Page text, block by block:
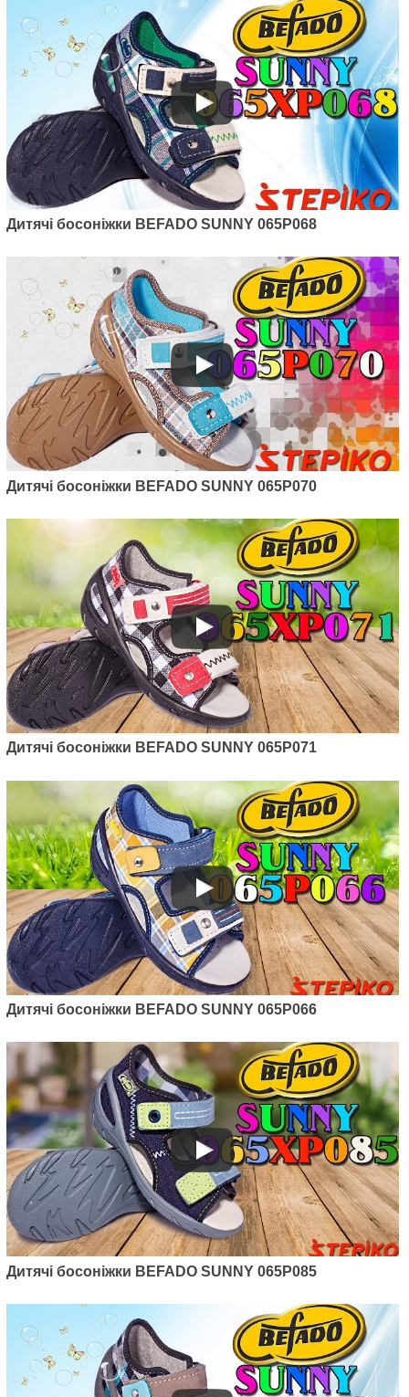
Дитячі босоніжки BEFADO SUNNY 065P068
Дитячі босоніжки BEFADO SUNNY 065P070
Дитячі босоніжки BEFADO SUNNY 065P071
Дитячі босоніжки BEFADO SUNNY 065P066
Дитячі босоніжки BEFADO SUNNY 065P085